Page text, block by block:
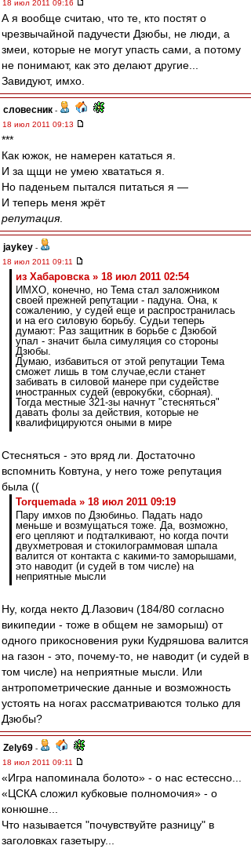
18 июл 2011 09:16
А я вообще считаю, что те, кто постят о
чрезвычайной падучести Дзюбы, не люди, а
змеи, которые не могут упасть сами, а потому
не понимают, как это делают другие...
Завидуют, имхо.
словесник -
18 июл 2011 09:13
***
Как южок, не намерен кататься я.
И за щщи не умею хвататься я.
Но паденьем пытался питаться я —
И теперь меня жрёт
репутация.
jaykey -
18 июл 2011 09:11
из Хабаровска » 18 июл 2011 02:54
ИМХО, конечно, но Тема стал заложником
своей прежней репутации - падуна. Она, к
сожалению, у судей еще и распространилась
и на его силовую борьбу. Судьи теперь
думают: Раз защитник в борьбе с Дзюбой
упал - значит была симуляция со стороны
Дзюбы.
Думаю, избавиться от этой репутации Тема
сможет лишь в том случае,если станет
забивать в силовой манере при судействе
иностранных судей (еврокубки, сборная).
Тогда местные 321-зы начнут "стесняться"
давать фолы за действия, которые не
квалифицируются оными в мире
Стесняться - это вряд ли. Достаточно
вспомнить Ковтуна, у него тоже репутация
была ((
Torquemada » 18 июл 2011 09:19
Пару имхов по Дзюбиньо. Падать надо
меньше и возмущаться тоже. Да, возможно,
его цепляют и подталкивают, но когда почти
двухметровая и стокилограммовая шпала
валится от контакта с какими-то заморышами,
это наводит (и судей в том числе) на
неприятные мысли
Ну, когда некто Д.Лазович (184/80 согласно
википедии - тоже в общем не заморыш) от
одного прикосновения руки Кудряшова валится
на газон - это, почему-то, не наводит (и судей в
том числе) на неприятные мысли. Или
антропометрические данные и возможность
устоять на ногах рассматриваются только для
Дзюбы?
Zely69 -
18 июл 2011 09:11
«Игра напоминала болото» - о нас естессно...
«ЦСКА сложил кубковые полномочия» - о
конюшне...
Что называется "почувствуйте разницу" в
заголовках газетыру...